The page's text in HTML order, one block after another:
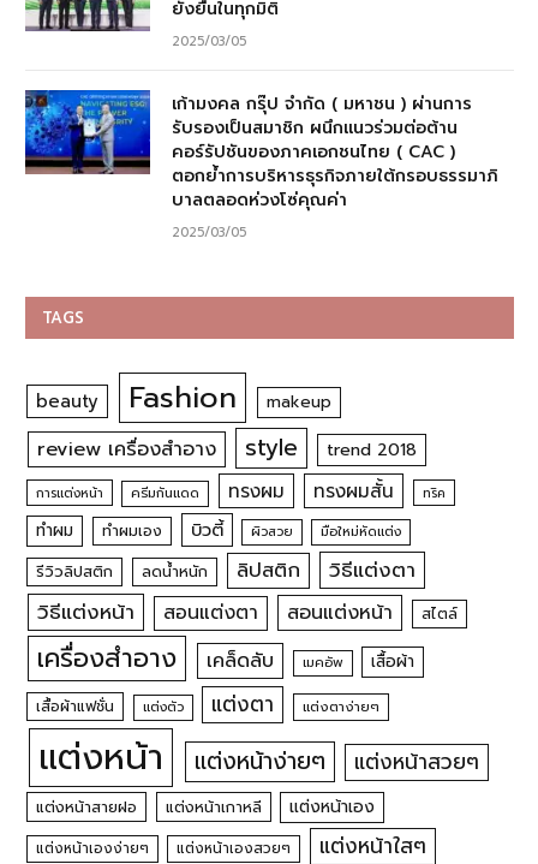
ยั่งยืนในทุกมิติ
2025/03/05
เก้ามงคล กรุ๊ป จำกัด ( มหาชน ) ผ่านการ
รับรองเป็นสมาชิก ผนึกแนวร่วมต่อต้าน
คอร์รัปชันของภาคเอกชนไทย ( CAC )
ตอกย้ำการบริหารธุรกิจภายใต้กรอบธรรมาภิ
บาลตลอดห่วงโซ่คุณค่า
2025/03/05
TAGS
beauty Fashion makeup
review เครื่องสำอาง style trend 2018
การแต่งหน้า ครีมกันแดด ทรงผม ทรงผมสั้น ทริค
ทำผม ทำผมเอง บิวตี้ ผิวสวย มือใหม่หัดแต่ง
รีวิวลิปสติก ลดน้ำหนัก ลิปสติก
วิธีแต่งตา
วิธีแต่งหน้า
สอนแต่งตา สอนแต่งหน้า สไตล์
เครื่องสำอาง เคล็ดลับ เมคอัพ เสื้อผ้า
เสื้อผ้าแฟชั่น แต่งตัว แต่งตา แต่งตาง่ายๆ
แต่งหน้า แต่งหน้าง่ายๆ แต่งหน้าสวยๆ
แต่งหน้าสายฝอ แต่งหน้าเกาหลี แต่งหน้าเอง
แต่งหน้าเองง่ายๆ แต่งหน้าเองสวยๆ แต่งหน้าใสๆ